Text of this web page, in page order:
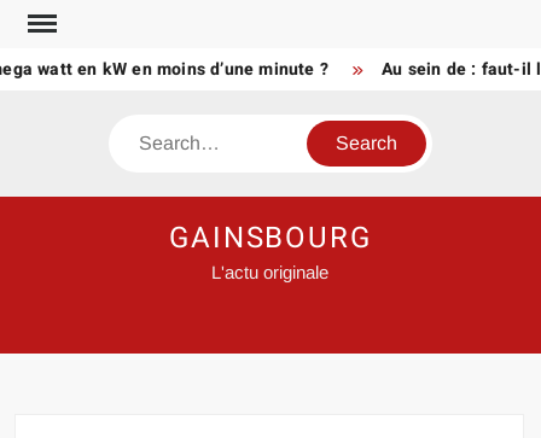
Skip
contenten kW en moins d’une minute ? Au sein de : faut-il
Search
GAINSBOURG
L'actu originale